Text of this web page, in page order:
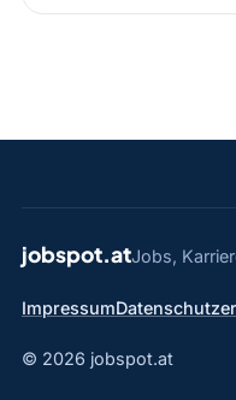
jobspot.atJobs,
Impressum
© 2026 jobspot.at